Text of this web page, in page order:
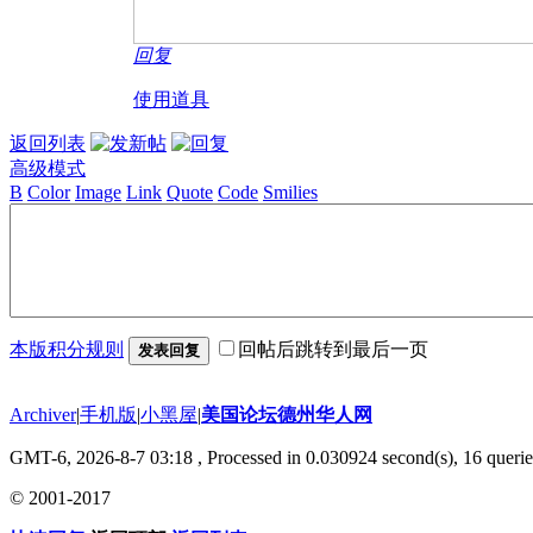
回复
使用道具
返回列表
高级模式
B Color Image Link Quote Code Smilies
本版积分规则 发表回复 回帖后跳转到最后一页
Archiver|手机版|小黑屋|美国论坛德州华人网
GMT-6, 2026-8-7 03:18 , Processed in 0.030924 second(s), 16
© 2001-2017